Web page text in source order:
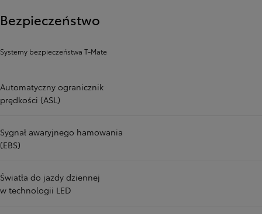
Bezpieczeństwo
Systemy bezpieczeństwa T-Mate
Automatyczny ogranicznik
prędkości (ASL)
Sygnał awaryjnego hamowania
(EBS)
Światła do jazdy dziennej
w technologii LED